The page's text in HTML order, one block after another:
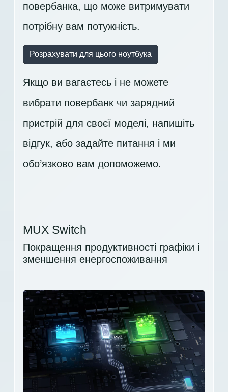
повербанка, що може витримувати
потрібну вам потужність.
Розрахувати для цього ноутбука
Якщо ви вагаєтесь і не можете
вибрати повербанк чи зарядний
пристрій для своєї моделі, напишіть
відгук, або задайте питання і ми
обо’язково вам допоможемо.
MUX Switch
Покращення продуктивності графіки і
зменшення енергоспоживання